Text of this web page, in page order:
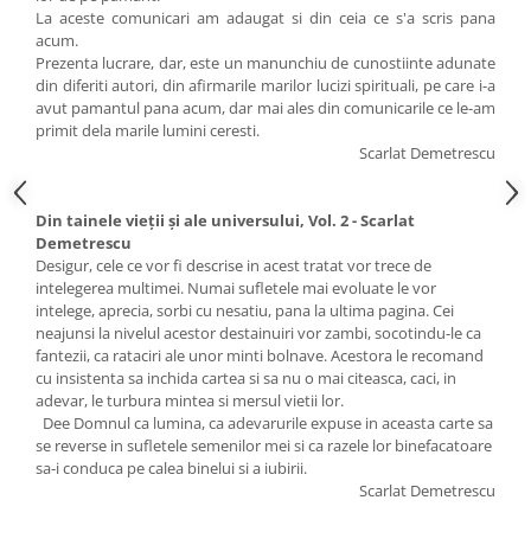
La aceste comunicari am adaugat si din ceia ce s'a scris pana
acum.
Prezenta lucrare, dar, este un manunchiu de cunostiinte adunate
din diferiti autori, din afirmarile marilor lucizi spirituali, pe care i-a
avut pamantul pana acum, dar mai ales din comunicarile ce le-am
primit dela marile lumini ceresti.
Scarlat Demetrescu
Din tainele vieții și ale universului, Vol. 2 - Scarlat
Demetrescu
Desigur, cele ce vor fi descrise in acest tratat vor trece de
intelegerea multimei. Numai sufletele mai evoluate le vor
intelege, aprecia, sorbi cu nesatiu, pana la ultima pagina. Cei
neajunsi la nivelul acestor destainuiri vor zambi, socotindu-le ca
fantezii, ca rataciri ale unor minti bolnave. Acestora le recomand
cu insistenta sa inchida cartea si sa nu o mai citeasca, caci, in
adevar, le turbura mintea si mersul vietii lor.
Dee Domnul ca lumina, ca adevarurile expuse in aceasta carte sa
se reverse in sufletele semenilor mei si ca razele lor binefacatoare
sa-i conduca pe calea binelui si a iubirii.
Scarlat Demetrescu